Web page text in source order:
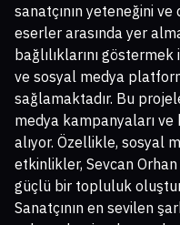
sanatçının yeteneğini
eserler arasında yer
bağlılıklarını
ve sosyal medya
sağlamaktadır. Bu
medya kampanyaları
alıyor. Özellikle, sosyal
etkinlikler, Sevcan
güçlü bir topluluk
Sanatçının en sevilen